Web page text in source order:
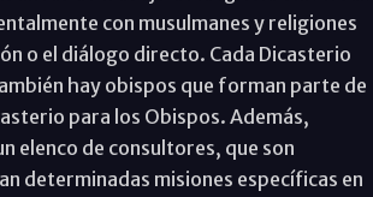
con musulmanes y religiones
o el diálogo directo. Cada Dicasterio
hay obispos que forman parte de
para los Obispos. Además,
elenco de consultores, que son
determinadas misiones específicas en